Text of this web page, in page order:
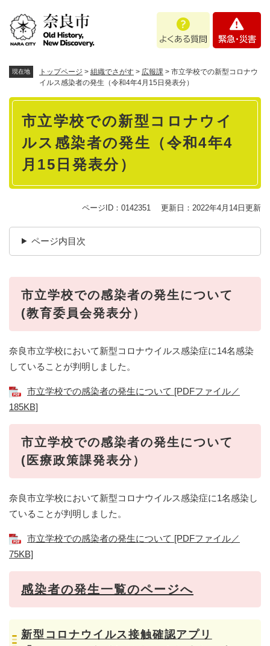
あ
問
・
現在地 トップページ > 組織でさがす > 広報課 > 市立学校での新型コロナウ
イルス感染者の発生（令和4年4月15日発表分）
本
市立学校での新型コロナウイ
ルス感染者の発生（令和4年4
月15日発表分）
ページID：0142351 更新日：2022年4月14日更新
ページ内目次
​​市立学校での感染者の発生について
(教育委員会発表分）
奈良市立学校において新型コロナウイルス感染症に14名感染
していることが判明しました。
市立学校での感染者の発生について [PDFファイル／
185KB]
市立学校での感染者の発生について
(医療政策課発表分）
奈良市立学校において新型コロナウイルス感染症に1名感染し
ていることが判明しました。
市立学校での感染者の発生について [PDFファイル／
75KB]
感染者の発生一覧のページへ
新型コロナウイルス接触確認アプリ